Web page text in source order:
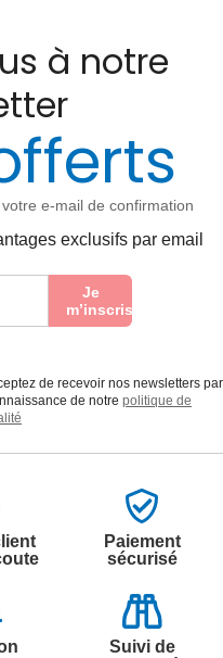
à notre
e-mail de confirmation
exclusifs par email
Je
m’inscris
de recevoir nos newsletters par
de notre politique de
Paiement
sécurisé
Suivi de